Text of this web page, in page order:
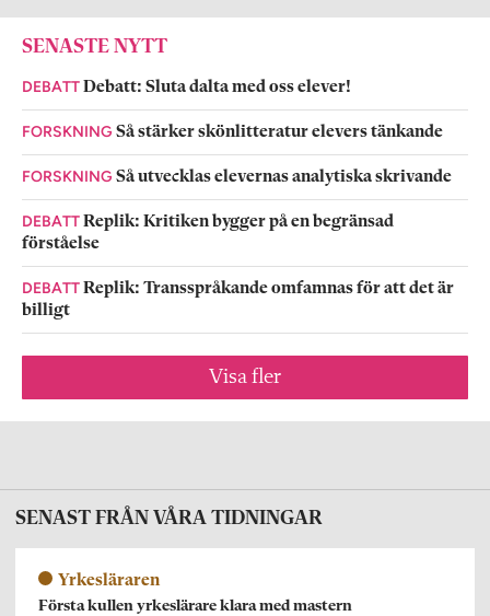
SENASTE NYTT
DEBATTDebatt: Sluta dalta med oss elever!
FORSKNING Så stärker skönlitteratur elevers tänkande
FORSKNING Så utvecklas elevernas analytiska skrivande
DEBATTReplik: Kritiken bygger på en begränsad
förståelse
DEBATTReplik: Transspråkande omfamnas för att det är
billigt
Visa fler
SENAST FRÅN VÅRA TIDNINGAR
Yrkesläraren
Första kullen yrkeslärare klara med mastern